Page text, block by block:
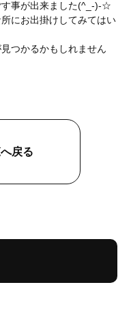
す事が出来ました(^_-)-☆
にお出掛けしてみてはい
つかるかもしれません
戻る